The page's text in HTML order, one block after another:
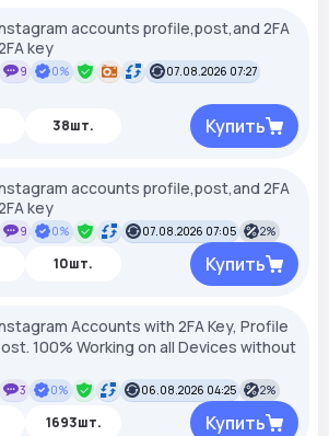
accounts profile,post,and 2FA
key
9 0%
07.08.2026 07:27
38шт. Купить
accounts profile,post,and 2FA
key
9 0% 07.08.2026 07:05 2%
10шт. Купить
Accounts with 2FA Key, Profile
100% Working on all Devices without
3 0% 06.08.2026 04:25 2%
1693шт. Купить